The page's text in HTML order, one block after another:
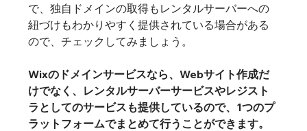
で、独自ドメインの取得もレンタルサーバーへの
紐づけもわかりやすく提供されている場合がある
ので、チェックしてみましょう。
Wixのドメインサービスなら、Webサイト作成だ
けでなく、レンタルサーバーサービスやレジスト
ラとしてのサービスも提供しているので、1つのプ
ラットフォームでまとめて行うことができます。